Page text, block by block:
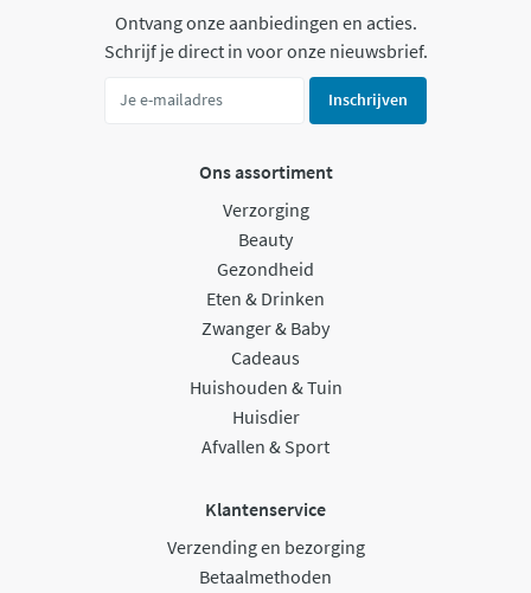
Ontvang onze aanbiedingen en acties.
Schrijf je direct in voor onze nieuwsbrief.
Inschrijven
Ons assortiment
Verzorging
Beauty
Gezondheid
Eten & Drinken
Zwanger & Baby
Cadeaus
Huishouden & Tuin
Huisdier
Afvallen & Sport
Klantenservice
Verzending en bezorging
Betaalmethoden